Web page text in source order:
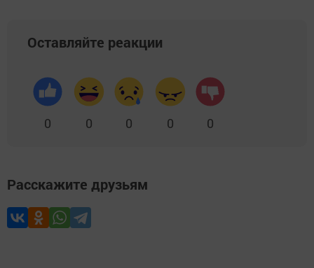
Оставляйте реакции
0 0 0 0 0
Расскажите друзьям